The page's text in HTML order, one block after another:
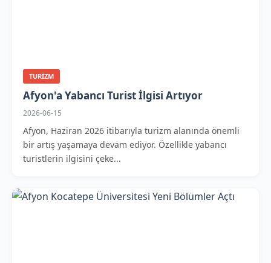
TURIZM
Afyon'a Yabancı Turist İlgisi Artıyor
2026-06-15
Afyon, Haziran 2026 itibarıyla turizm alanında önemli
bir artış yaşamaya devam ediyor. Özellikle yabancı
turistlerin ilgisini çeke...